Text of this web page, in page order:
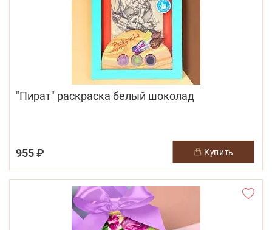
"Пират" раскраска белый шоколад
955 ₽ купить